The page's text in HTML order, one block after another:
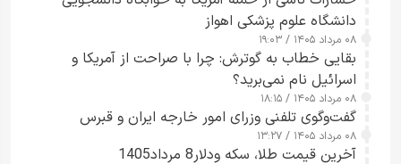
دانشگاه علوم پزشکی اهواز
۰۸ مرداد ۱۴۰۵ / ۱۹:۰۳
بقایی خطاب به گوترش: چرا با صراحت از آمریکا و
اسرائیل نام نمی‌برید؟
۰۸ مرداد ۱۴۰۵ / ۱۸:۱۵
گفت‌وگوی تلفنی وزرای امور خارجه ایران و قبرس
۰۸ مرداد ۱۴۰۵ / ۱۳:۲۷
آخرین قیمت طلا، سکه ودلار8 مرداد1405